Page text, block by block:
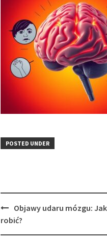
POSTED UNDER
Post
navigation
Objawy udaru mózgu:
robić?